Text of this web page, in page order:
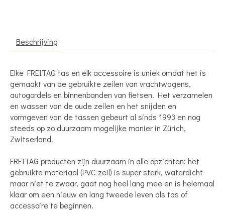
Beschrijving
Elke FREITAG tas en elk accessoire is uniek omdat het is
gemaakt van de gebruikte zeilen van vrachtwagens,
autogordels en binnenbanden van fietsen. Het verzamelen
en wassen van de oude zeilen en het snijden en
vormgeven van de tassen gebeurt al sinds 1993 en nog
steeds op zo duurzaam mogelijke manier in Zürich,
Zwitserland.
FREITAG producten zijn duurzaam in alle opzichten: het
gebruikte materiaal (PVC zeil) is super sterk, waterdicht
maar niet te zwaar, gaat nog heel lang mee en is helemaal
klaar om een nieuw en lang tweede leven als tas of
accessoire te beginnen.